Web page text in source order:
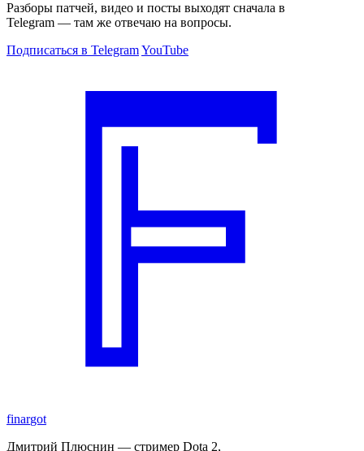
Разборы патчей, видео и посты выходят сначала в
Telegram — там же отвечаю на вопросы.
Подписаться в TelegramYouTube
finargot
Дмитрий Плюснин — стример Dota 2,